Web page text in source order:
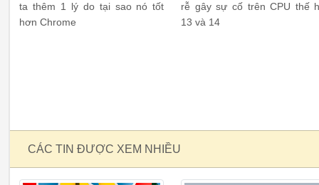
ta thêm 1 lý do tại sao nó tốt
hơn Chrome
rễ gây sự cố trên CPU thế
13 và 14
CÁC TIN ĐƯỢC XEM NHIỀU